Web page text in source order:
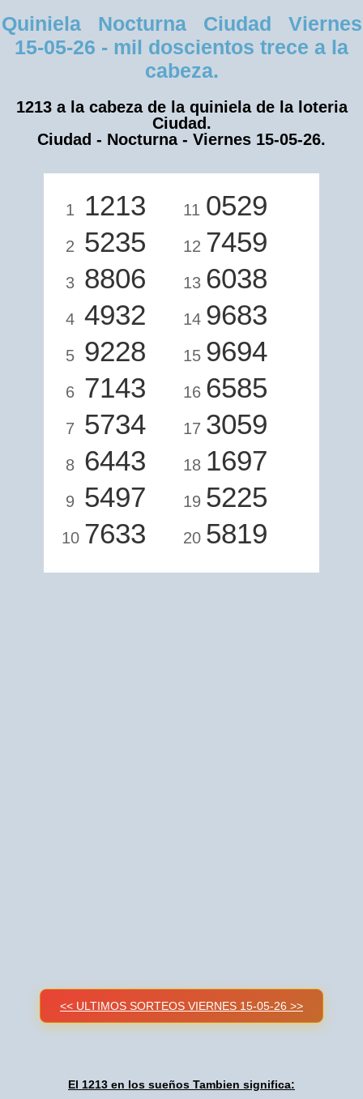
Quiniela Nocturna Ciudad Viernes
15-05-26 - mil doscientos trece a la
cabeza.
1213 a la cabeza de la quiniela de la loteria
Ciudad.
Ciudad - Nocturna - Viernes 15-05-26.
1 1213
2 5235
3 8806
4 4932
5 9228
6 7143
7 5734
8 6443
9 5497
10 7633
11 0529
12 7459
13 6038
14 9683
15 9694
16 6585
17 3059
18 1697
19 5225
20 5819
<< ULTIMOS SORTEOS VIERNES 15-05-26 >>
El 1213 en los sueños Tambien significa: